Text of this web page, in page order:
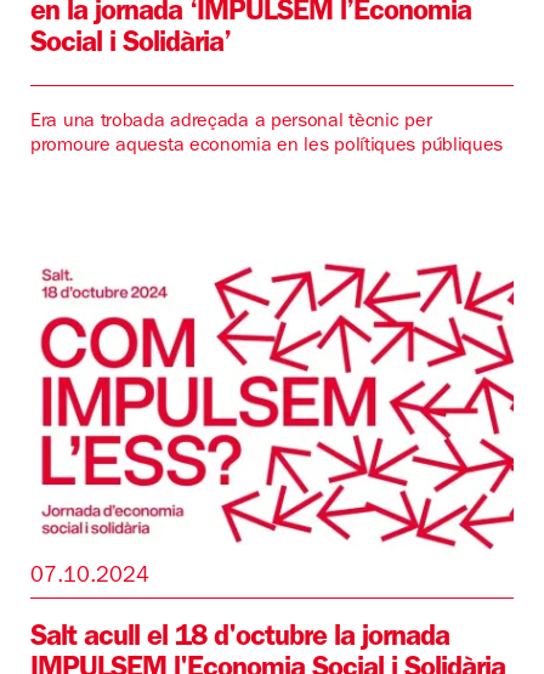
en la jornada ‘IMPULSEM l’Economia
Social i Solidària’
Era una trobada adreçada a personal tècnic per
promoure aquesta economia en les polítiques públiques
07.10.2024
Salt acull el 18 d'octubre la jornada